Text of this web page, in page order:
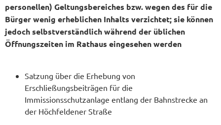
personellen) Geltungsbereiches bzw. wegen des für die
Bürger wenig erheblichen Inhalts verzichtet; sie können
jedoch selbstverständlich während der üblichen
Öffnungszeiten im Rathaus eingesehen werden
Satzung über die Erhebung von
Erschließungsbeiträgen für die
Immissionsschutzanlage entlang der Bahnstrecke an
der Höchfeldener Straße